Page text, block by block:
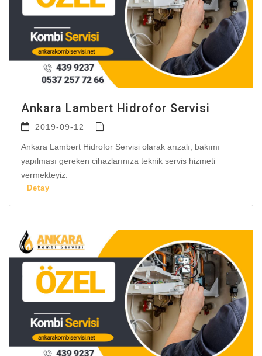
Ankara Lambert Hidrofor Servisi
2019-09-12
Ankara Lambert Hidrofor Servisi olarak arızalı, bakımı
yapılması gereken cihazlarınıza teknik servis hizmeti
vermekteyiz.
Detay